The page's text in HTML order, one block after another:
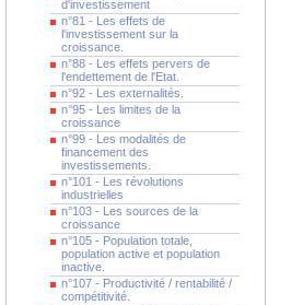
d'investissement
n°81 - Les effets de
l'investissement sur la
croissance.
n°88 - Les effets pervers de
l'endettement de l'Etat.
n°92 - Les externalités.
n°95 - Les limites de la
croissance
n°99 - Les modalités de
financement des
investissements.
n°101 - Les révolutions
industrielles
n°103 - Les sources de la
croissance
n°105 - Population totale,
population active et population
inactive.
n°107 - Productivité / rentabilité /
compétitivité.